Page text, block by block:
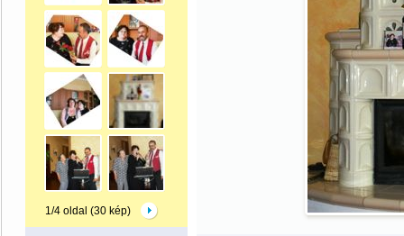
1/4 oldal (30 kép)